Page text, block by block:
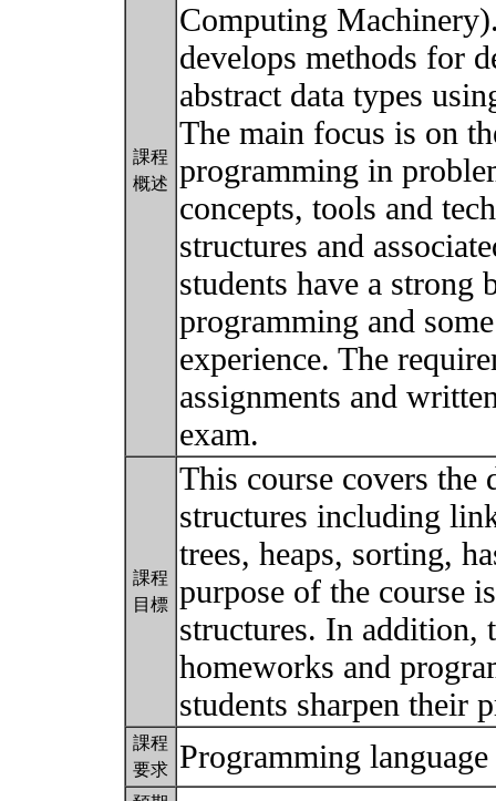
課程
概述
Computing
develops methods for
abstract data types
The main focus is on
programming in
concepts, tools and
structures and
students have a strong
programming and
experience. The
assignments and
exam.
課程
目標
This course covers the
structures including
trees, heaps, sorting,
purpose of the course
structures. In addition,
homeworks and
students sharpen
課程
要求 Programming